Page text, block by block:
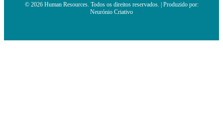
© 2026 Human Resources. Todos os direitos reservados. | Produzido por:
Neurónio Criativo